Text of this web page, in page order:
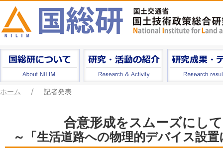
ホーム 記者発表
合意形成をスムーズにし
～「生活道路への物理的デバイス設